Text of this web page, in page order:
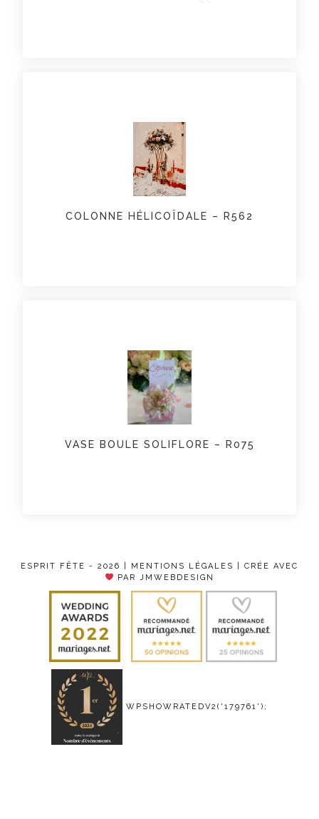
COLONNE HÉLICOÏDALE – R562
VASE BOULE SOLIFLORE – R075
ESPRIT FÊTE - 2026 | MENTIONS LÉGALES
| CRÉE AVEC
PAR JMWEBDESIGN
WPSHOWRATEDV2('179761');